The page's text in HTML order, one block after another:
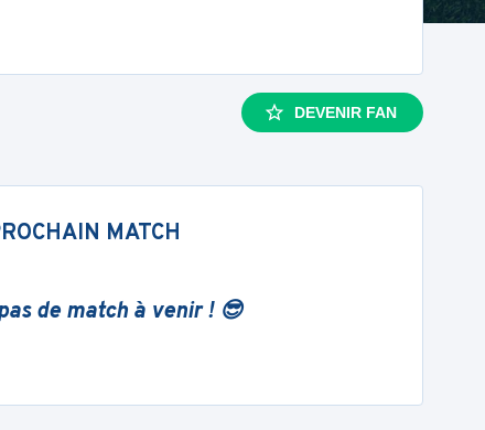
DEVENIR FAN
MATCH
de match à venir ! 😎